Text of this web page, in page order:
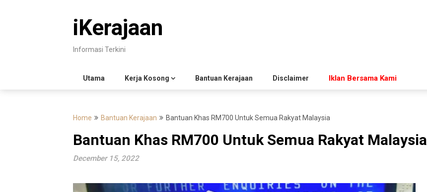
iKerajaan
Informasi Terkini
Utama Kerja Kosong Bantuan Kerajaan Disclaimer Iklan Bersama Kami
Home Bantuan Kerajaan Bantuan Khas RM700 Untuk Semua Rakyat Malaysia
Bantuan Khas RM700 Untuk Semua Rakyat Malaysia
December 15, 2022